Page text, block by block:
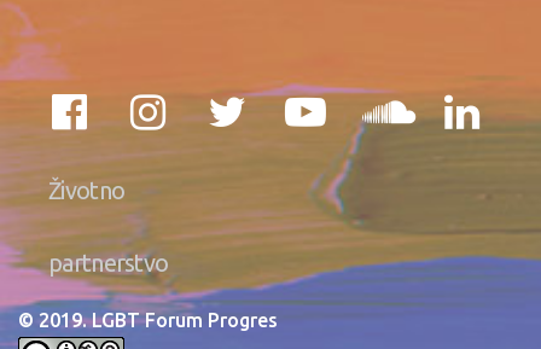
Životno
partnerstvo
© 2019. LGBT Forum Progres